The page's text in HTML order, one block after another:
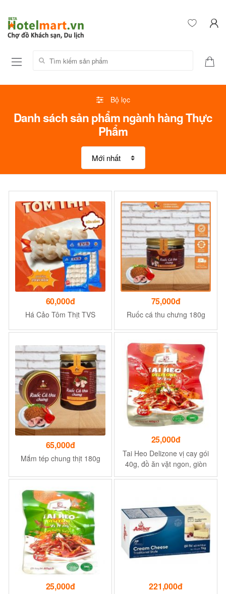
Tìm kiếm sản phẩm:
Bộ lọc
Danh sách sản phẩm ngành hàng Thực
Phẩm
60,000đ
Há Cảo Tôm Thịt TVS
75,000đ
Ruốc cá thu chưng 180g
65,000đ
Mắm tép chung thịt 180g
25,000đ
Tai Heo Delizone vị cay gói
40g, đồ ăn vặt ngon, giòn
sần sật đảm bảo AT VSTP.
25,000đ 221,000đ